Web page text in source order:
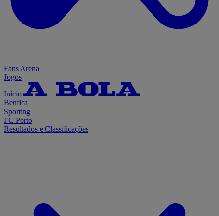
Fans Arena
Jogos
Início
Benfica
Sporting
FC Porto
Resultados e Classificações